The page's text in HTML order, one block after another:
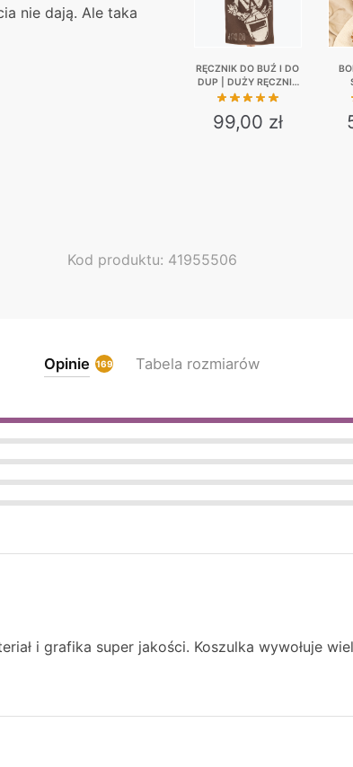
nie dają. Ale taka
RĘCZNIK DO BUŹ I DO
DUP | DUŻY RĘCZNIK
KĄPIELOWY 140×70
99,00 zł
Kod produktu: 41955506
Opinie 169 Tabela rozmiarów
i grafika super jakości. Koszulka wywołuje